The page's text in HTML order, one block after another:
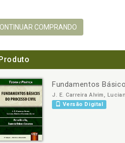
COMPRANDO
Fundamentos
J. E. Carreira Alvim,
Versão Digital
-